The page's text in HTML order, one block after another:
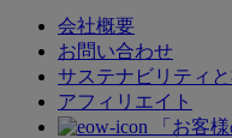
会社概要
お問い合わせ
サステナビリティ
アフィリエイト
「お客